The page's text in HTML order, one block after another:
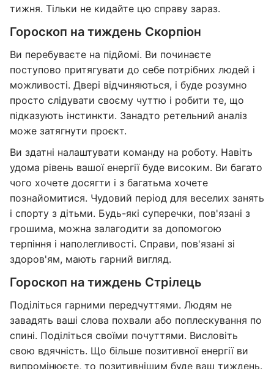
тижня. Тільки не кидайте цю справу зараз.
Гороскоп на тиждень Скорпіон
Ви перебуваєте на підйомі. Ви починаєте
поступово притягувати до себе потрібних людей і
можливості. Двері відчиняються, і буде розумно
просто слідувати своєму чуттю і робити те, що
підказують інстинкти. Занадто ретельний аналіз
може затягнути проєкт.
Ви здатні налаштувати команду на роботу. Навіть
удома рівень вашої енергії буде високим. Ви багато
чого хочете досягти і з багатьма хочете
познайомитися. Чудовий період для веселих занять
і спорту з дітьми. Будь-які суперечки, пов'язані з
грошима, можна залагодити за допомогою
терпіння і наполегливості. Справи, пов'язані зі
здоров'ям, мають гарний вигляд.
Гороскоп на тиждень Стрілець
Поділіться гарними передчуттями. Людям не
завадять ваші слова похвали або поплескування по
спині. Поділіться своїми почуттями. Висловіть
свою вдячність. Що більше позитивної енергії ви
випромінюєте, то позитивнішим буде ваш тиждень.